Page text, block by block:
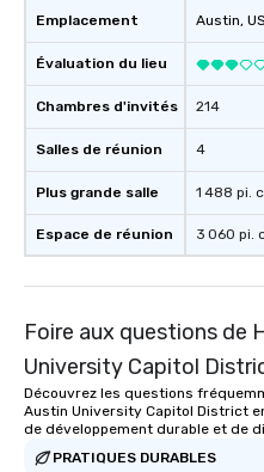
Emplacement
Évaluation du lieu
Chambres d'invités
Salles de réunion
Plus grande salle
Espace de réunion
Austin, US
214
4
1 488 pi.
3 060 pi.
Foire aux questions de
University Capitol
Découvrez les questions
Austin University Capitol District
de développement durable et de
PRATIQUES DURABLES